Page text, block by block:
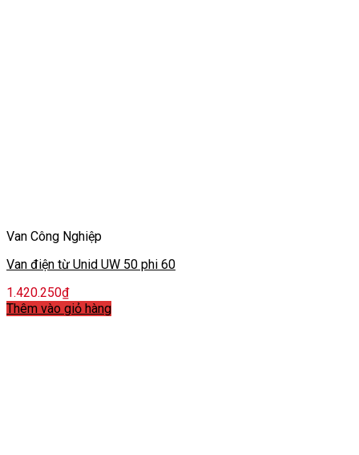
Van Công Nghiệp
Van điện từ Unid UW 50 phi 60
1.420.250₫
Thêm vào giỏ hàng